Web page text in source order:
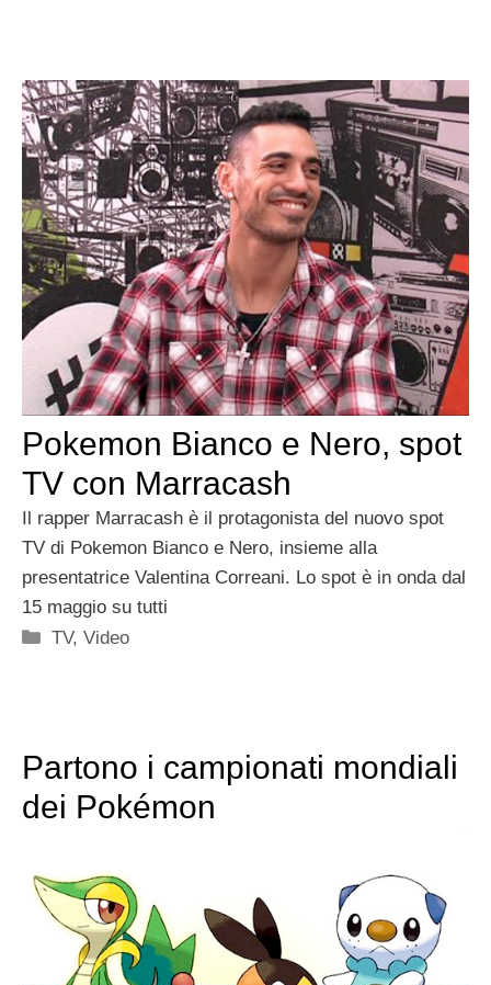
Pokemon Bianco e Nero, spot
TV con Marracash
Il rapper Marracash è il protagonista del nuovo spot
TV di Pokemon Bianco e Nero, insieme alla
presentatrice Valentina Correani. Lo spot è in onda dal
15 maggio su tutti
Categorie
TV,Video
Partono i campionati mondiali
dei Pokémon